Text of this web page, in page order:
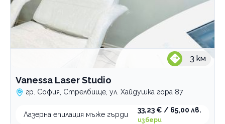
3 км
Vanessa Laser Studio
гр. София, Стрелбище, ул. Хайдушка гора 87
Лазерна епилация мъже гърди
33,23 € / 65,00 лв.
избери